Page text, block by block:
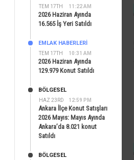
TEM 17TH 11:22 AM
2026 Haziran Ayında
16.565 İş Yeri Satıldı
TEM 17TH 10:31 AM
EMLAK HABERLERI
2026 Haziran Ayında
129.979 Konut Satıldı
HAZ 23RD 12:59 PM
BÖLGESEL
Ankara İlçe Konut Satışları
2026 Mayıs: Mayıs Ayında
Ankara’da 8.021 konut
Satıldı
BÖLGESEL